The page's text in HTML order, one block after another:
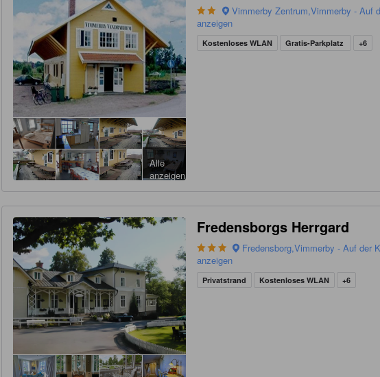
Alle
anzeigen
Vimmerby Zentrum,Vimmerby - Auf
anzeigen
Kostenloses WLAN Gratis-Parkplatz +6
Fredensborgs Herrgard
Fredensborg,Vimmerby - Auf der
anzeigen
Privatstrand Kostenloses WLAN +6